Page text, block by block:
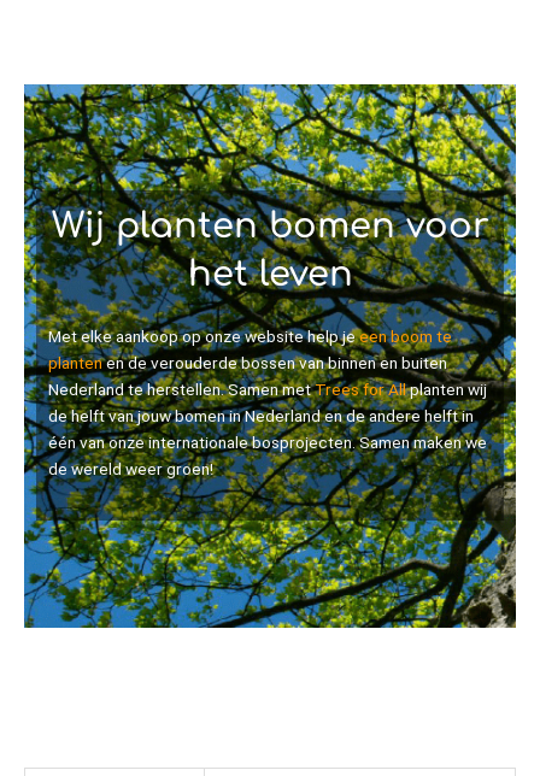
Wij planten bomen voor
het leven
Met elke aankoop op onze website help jeeen boom te
plantenen de verouderde bossen van binnen en buiten
Nederland te herstellen. Samen metTrees for Allplanten wij
de helft van jouw bomen in Nederland en de andere helft in
één van onze internationale bosprojecten. Samen maken we
de wereld weer groen!